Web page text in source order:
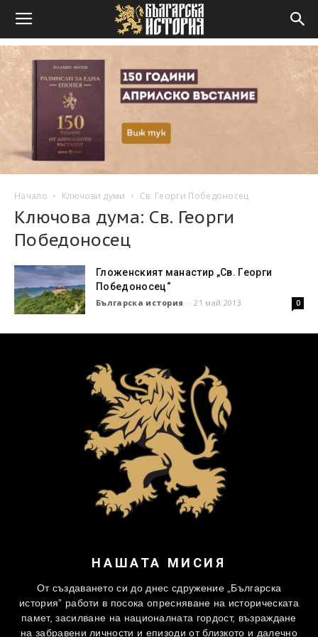
Начало Ключови думи Св. Георги Победоносец
Ключова дума: Св. Георги
Победоносец
Гложенският манастир „Св. Георги
Победоносец“
Българска история - 21 май 2013 0
НАШАТА МИСИЯ
От създаването си до днес сдружение „Българска
история” работи в посока опресняване на историческата
памет, засилване на националната гордост, възраждане
на забравени личности и епизоди от близкото и далечно